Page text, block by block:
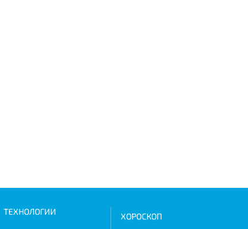
ТЕХНОЛОГИИ
ХОРОСКОП